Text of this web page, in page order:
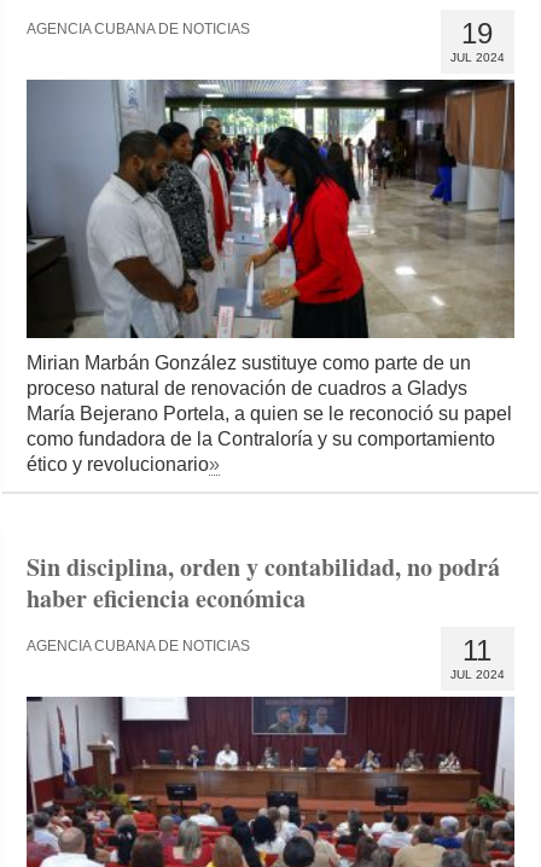
19
JUL 2024
AGENCIA CUBANA DE NOTICIAS
Mirian Marbán González sustituye como parte de un
proceso natural de renovación de cuadros a Gladys
María Bejerano Portela, a quien se le reconoció su papel
como fundadora de la Contraloría y su comportamiento
ético y revolucionario»
Sin disciplina, orden y contabilidad, no podrá
haber eficiencia económica
11
JUL 2024
AGENCIA CUBANA DE NOTICIAS